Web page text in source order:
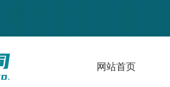
网站首页